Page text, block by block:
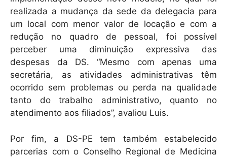
realizada a mudança da sede da delegacia para
um local com menor valor de locação e com a
redução no quadro de pessoal, foi possível
perceber uma diminuição expressiva das
despesas da DS. “Mesmo com apenas uma
secretária, as atividades administrativas têm
ocorrido sem problemas ou perda na qualidade
tanto do trabalho administrativo, quanto no
atendimento aos filiados”, avaliou Luis.
Por fim, a DS-PE tem também estabelecido
parcerias com o Conselho Regional de Medicina